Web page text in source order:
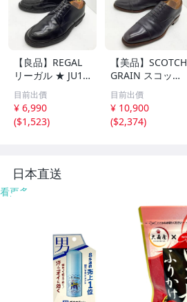
【良品】REGAL
リーガル ★ JU15
Uチップドレス M
ade in Japan 25
★
目前出價
¥ 6,990
($1,523)
【美品】SCOTCH
GRAIN スコッチ
グレイン ★ HI-1
006 内羽キャップ
トゥドレス グッ
ドイヤー製 Made
目前出價
¥ 10,900
($2,374)
日本直送
看更多